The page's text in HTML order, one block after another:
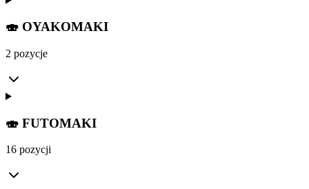
🍣 OYAKOMAKI
2 pozycje
🍣 FUTOMAKI
16 pozycji